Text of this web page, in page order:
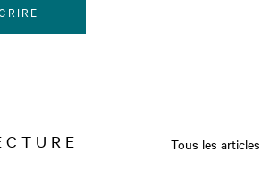
Tous les articles